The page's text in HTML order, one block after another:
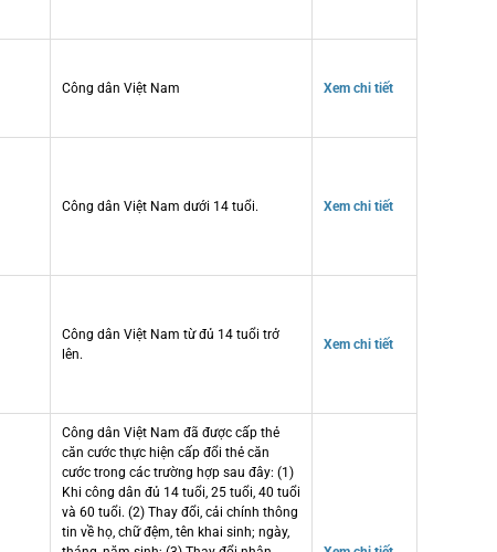
Công dân Việt Nam Xem chi tiết
Công dân Việt Nam dưới 14 tuổi. Xem chi tiết
Công dân Việt Nam từ đủ 14 tuổi trở
lên.
Xem chi tiết
Công dân Việt Nam đã được cấp thẻ
căn cước thực hiện cấp đổi thẻ căn
cước trong các trường hợp sau đây: (1)
Khi công dân đủ 14 tuổi, 25 tuổi, 40 tuổi
và 60 tuổi. (2) Thay đổi, cải chính thông
tin về họ, chữ đệm, tên khai sinh; ngày,